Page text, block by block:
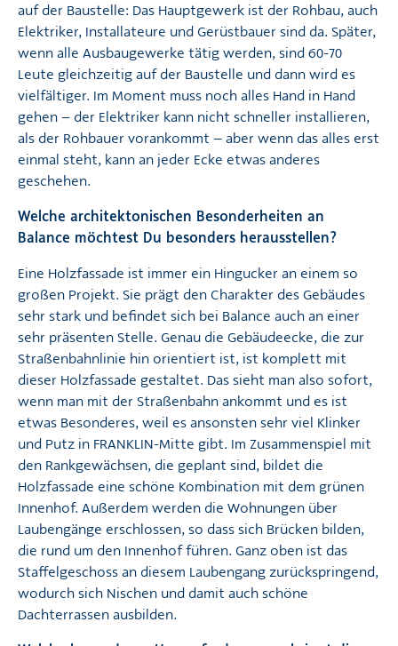
auf der Baustelle: Das Hauptgewerk ist der Rohbau, auch
Elektriker, Installateure und Gerüstbauer sind da. Später,
wenn alle Ausbaugewerke tätig werden, sind 60-70
Leute gleichzeitig auf der Baustelle und dann wird es
vielfältiger. Im Moment muss noch alles Hand in Hand
gehen – der Elektriker kann nicht schneller installieren,
als der Rohbauer vorankommt – aber wenn das alles erst
einmal steht, kann an jeder Ecke etwas anderes
geschehen.
Welche architektonischen Besonderheiten an
Balance möchtest Du besonders herausstellen?
Eine Holzfassade ist immer ein Hingucker an einem so
großen Projekt. Sie prägt den Charakter des Gebäudes
sehr stark und befindet sich bei Balance auch an einer
sehr präsenten Stelle. Genau die Gebäudeecke, die zur
Straßenbahnlinie hin orientiert ist, ist komplett mit
dieser Holzfassade gestaltet. Das sieht man also sofort,
wenn man mit der Straßenbahn ankommt und es ist
etwas Besonderes, weil es ansonsten sehr viel Klinker
und Putz in FRANKLIN-Mitte gibt. Im Zusammenspiel mit
den Rankgewächsen, die geplant sind, bildet die
Holzfassade eine schöne Kombination mit dem grünen
Innenhof. Außerdem werden die Wohnungen über
Laubengänge erschlossen, so dass sich Brücken bilden,
die rund um den Innenhof führen. Ganz oben ist das
Staffelgeschoss an diesem Laubengang zurückspringend,
wodurch sich Nischen und damit auch schöne
Dachterrassen ausbilden.